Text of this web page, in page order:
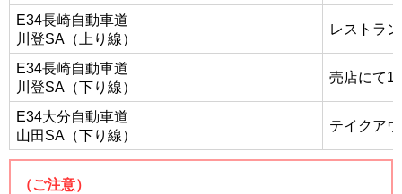
E34長崎自動車道
川登SA（上り線）
レストラ
E34長崎自動車道
川登SA（下り線）
売店にて
E34大分自動車道
山田SA（下り線）
テイクア
（ご注意）